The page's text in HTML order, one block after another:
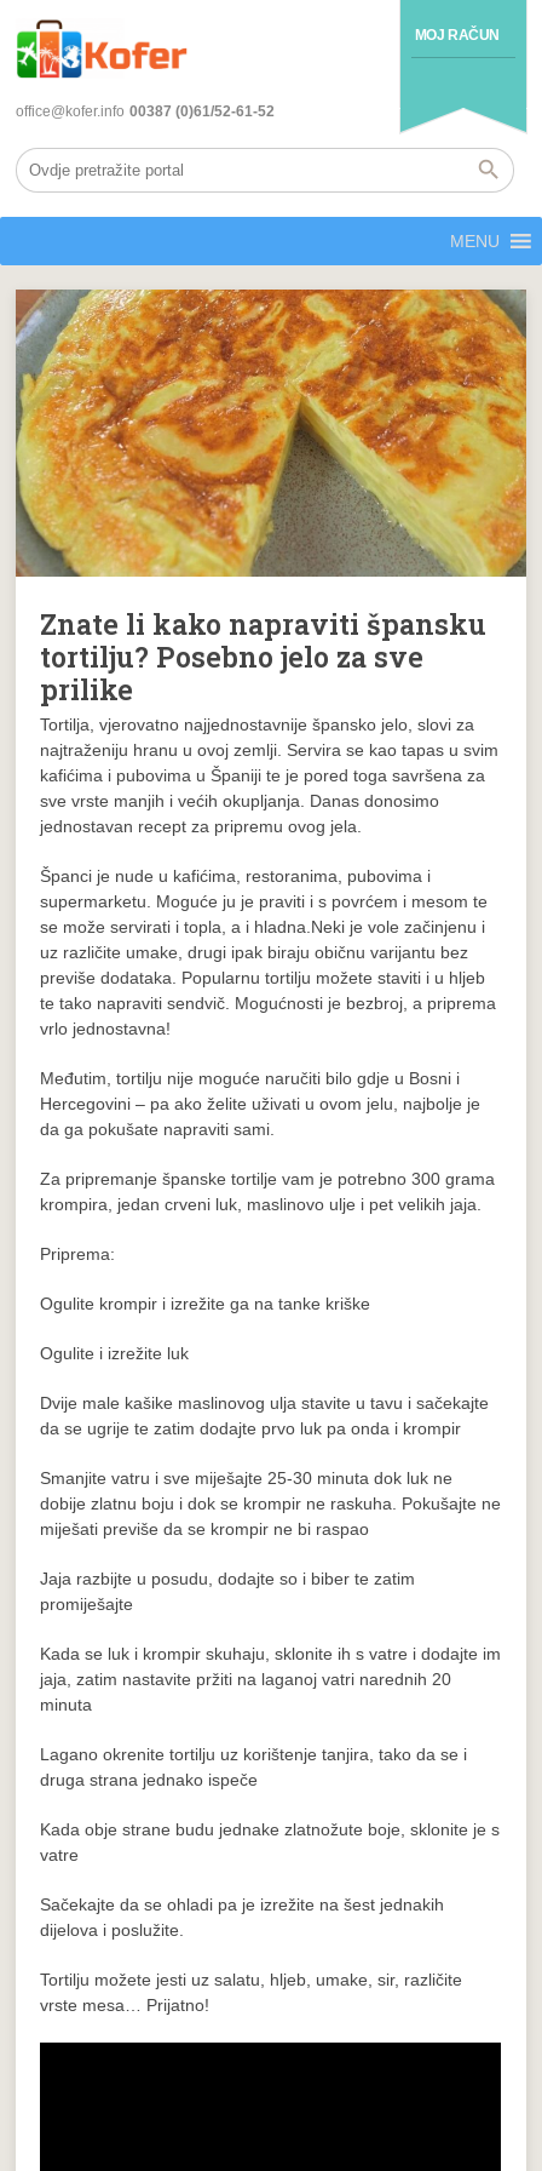
MOJ RAČUN
office@kofer.info 00387 (0)61/52-61-52
MENU
Znate li kako napraviti špansku
tortilju? Posebno jelo za sve
prilike
Tortilja, vjerovatno najjednostavnije špansko jelo, slovi za
najtraženiju hranu u ovoj zemlji. Servira se kao tapas u svim
kafićima i pubovima u Španiji te je pored toga savršena za
sve vrste manjih i većih okupljanja. Danas donosimo
jednostavan recept za pripremu ovog jela.
Španci je nude u kafićima, restoranima, pubovima i
supermarketu. Moguće ju je praviti i s povrćem i mesom te
se može servirati i topla, a i hladna.Neki je vole začinjenu i
uz različite umake, drugi ipak biraju običnu varijantu bez
previše dodataka. Popularnu tortilju možete staviti i u hljeb
te tako napraviti sendvič. Mogućnosti je bezbroj, a priprema
vrlo jednostavna!
Međutim, tortilju nije moguće naručiti bilo gdje u Bosni i
Hercegovini – pa ako želite uživati u ovom jelu, najbolje je
da ga pokušate napraviti sami.
Za pripremanje španske tortilje vam je potrebno 300 grama
krompira, jedan crveni luk, maslinovo ulje i pet velikih jaja.
Priprema:
Ogulite krompir i izrežite ga na tanke kriške
Ogulite i izrežite luk
Dvije male kašike maslinovog ulja stavite u tavu i sačekajte
da se ugrije te zatim dodajte prvo luk pa onda i krompir
Smanjite vatru i sve miješajte 25-30 minuta dok luk ne
dobije zlatnu boju i dok se krompir ne raskuha. Pokušajte ne
miješati previše da se krompir ne bi raspao
Jaja razbijte u posudu, dodajte so i biber te zatim
promiješajte
Kada se luk i krompir skuhaju, sklonite ih s vatre i dodajte im
jaja, zatim nastavite pržiti na laganoj vatri narednih 20
minuta
Lagano okrenite tortilju uz korištenje tanjira, tako da se i
druga strana jednako ispeče
Kada obje strane budu jednake zlatnožute boje, sklonite je s
vatre
Sačekajte da se ohladi pa je izrežite na šest jednakih
dijelova i poslužite.
Tortilju možete jesti uz salatu, hljeb, umake, sir, različite
vrste mesa… Prijatno!